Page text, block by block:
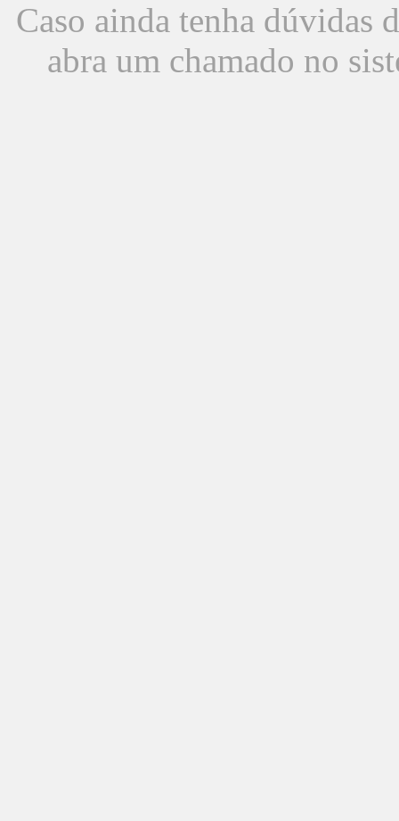
Caso ainda tenha dúvidas
abra um chamado no